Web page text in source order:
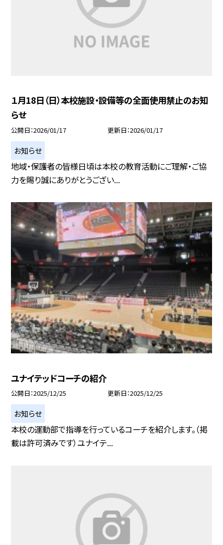
１月18日（日）本校施設・設備等の全面使用禁止のお知
らせ
公開日 2026/01/17 更新日 2026/01/17
お知らせ
地域・保護者の皆様日頃は本校の教育活動にご理解・ご協
力を賜り誠にありがとうござい...
ユナイテッドコーチの紹介
公開日 2025/12/25 更新日 2025/12/25
お知らせ
本校の運動部で指導を行っているコーチを紹介します。（掲
載は許可済みです）ユナイテ...